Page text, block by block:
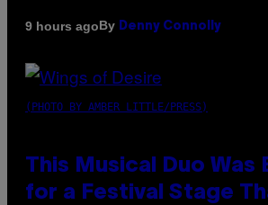
9 hours agoBy Denny Connolly
(PHOTO BY AMBER LITTLE/PRESS)
This Musical Duo Was
for a Festival Stage